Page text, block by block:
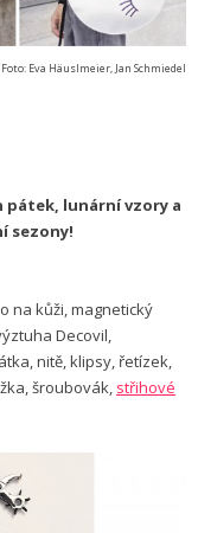
Foto: Eva Häuslmeier, Jan Schmiedel
pátek, lunární vzory a
sezony!
na kůži, magnetický
Decovil,
nitě, klipsy, řetízek,
šroubovák, střihové